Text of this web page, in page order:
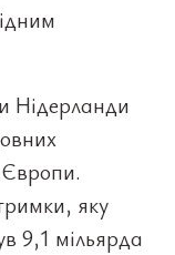
Нідерланди
Європи.
яку
9,1 мільярда